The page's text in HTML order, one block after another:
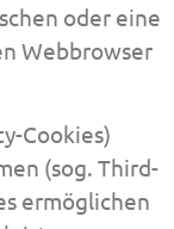
oder eine
Webbrowser
Cookies)
(sog. Third-
ermöglichen